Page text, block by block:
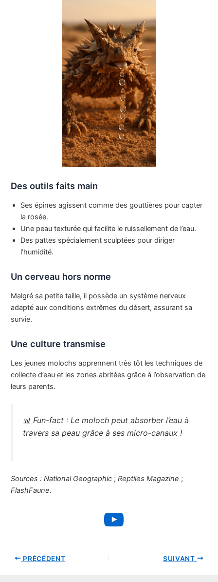
Des outils faits main
Ses épines agissent comme des gouttières pour capter
la rosée.
Une peau texturée qui facilite le ruissellement de l’eau.
Des pattes spécialement sculptées pour diriger
l’humidité.
Un cerveau hors norme
Malgré sa petite taille, il possède un système nerveux
adapté aux conditions extrêmes du désert, assurant sa
survie.
Une culture transmise
Les jeunes molochs apprennent très tôt les techniques de
collecte d’eau et les zones abritées grâce à l’observation de
leurs parents.
📊 Fun-fact : Le moloch peut absorber l’eau à
travers sa peau grâce à ses micro-canaux !
Sources : National Geographic ;Reptiles Magazine ;
FlashFaune.
YouTube
PRÉCÉDENT SUIVANT